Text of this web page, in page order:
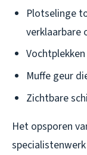
Plotselinge
verklaarbare
Muffe geur
Zichtbare
Het opsporen